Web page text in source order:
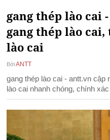
gang thép lào cai
gang thép lào
lào cai
Bởi ANTT
gang thép lào cai - antt.vn cập
lào cai nhanh chóng, chính